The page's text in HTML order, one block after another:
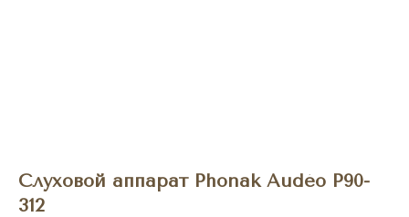
Слуховой аппарат Phonak Audéo P90-
312